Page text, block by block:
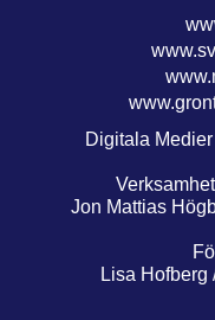
Digitala
Jon Mattias
Lisa Hofberg